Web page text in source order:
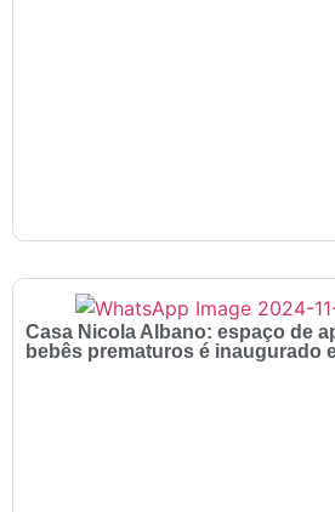
Casa Nicola Albano: espaço de
bebês prematuros é inaugurado